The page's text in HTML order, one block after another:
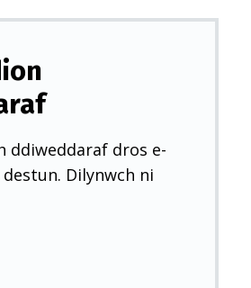
ddiweddaraf dros e-
Dilynwch ni